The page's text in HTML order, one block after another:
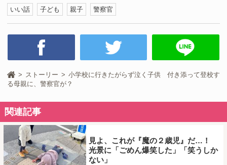
いい話 子ども 親子 警察官
ストーリー
小学校に行きたがらず泣く子供 付き添って登校す
る母親に、警察官が？
関連記事
見よ、これが『魔の２歳児』だ…！
光景に「ごめん爆笑した」「笑うしか
ない」